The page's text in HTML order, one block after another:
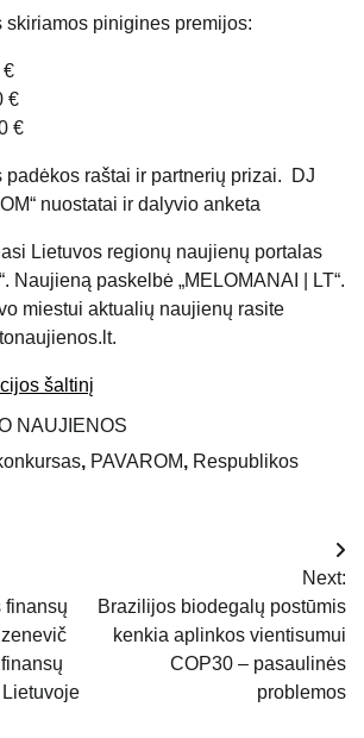
skiriamos pinigines premijos:
€
€
€
padėkos raštai ir partnerių prizai. DJ
nuostatai ir dalyvio anketa
Lietuvos regionų naujienų portalas
Naujieną paskelbė „MELOMANAI | LT“.
miestui aktualių naujienų rasite
šaltinį
NAUJIENOS
, PAVAROM, Respublikos
finansų
Next:
Brazilijos biodegalų postūmis
kenkia aplinkos vientisumui
COP30 – pasaulinės
problemos